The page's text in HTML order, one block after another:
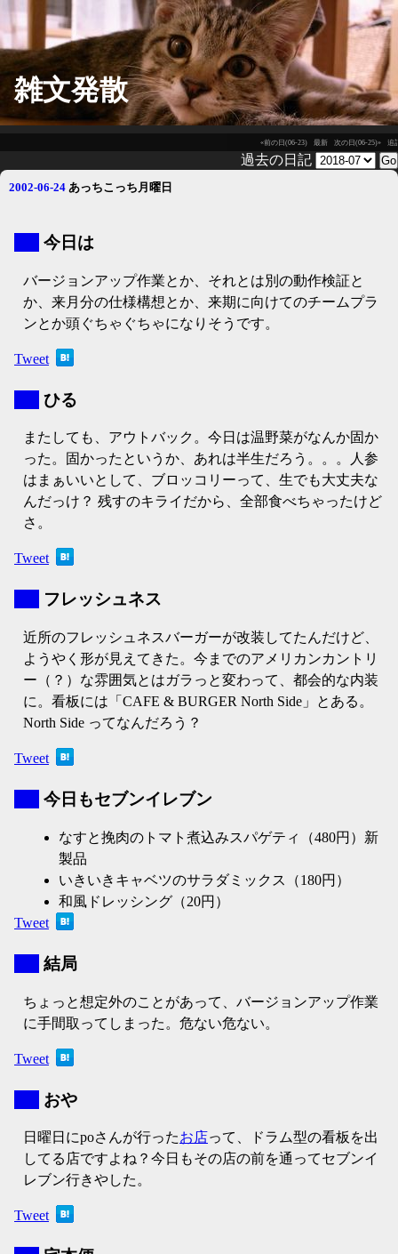
雑文発散
«前の日(06-23) 最新 次の日(06-25)» 追
過去の日記
2002-06-24 あっちこっち月曜日
今日は
バージョンアップ作業とか、それとは別の動作検証と
か、来月分の仕様構想とか、来期に向けてのチームプラ
ンとか頭ぐちゃぐちゃになりそうです。
Tweet
ひる
またしても、アウトバック。今日は温野菜がなんか固か
った。固かったというか、あれは半生だろう。。。人参
はまぁいいとして、ブロッコリーって、生でも大丈夫な
んだっけ？ 残すのキライだから、全部食べちゃったけど
さ。
Tweet
フレッシュネス
近所のフレッシュネスバーガーが改装してたんだけど、
ようやく形が見えてきた。今までのアメリカンカントリ
ー（？）な雰囲気とはガラっと変わって、都会的な内装
に。看板には「CAFE & BURGER North Side」とある。
North Side ってなんだろう？
Tweet
今日もセブンイレブン
なすと挽肉のトマト煮込みスパゲティ（480円）新
製品
いきいきキャベツのサラダミックス（180円）
和風ドレッシング（20円）
Tweet
結局
ちょっと想定外のことがあって、バージョンアップ作業
に手間取ってしまった。危ない危ない。
Tweet
おや
日曜日にpoさんが行ったお店って、ドラム型の看板を出
してる店ですよね？今日もその店の前を通ってセブンイ
レブン行きやした。
Tweet